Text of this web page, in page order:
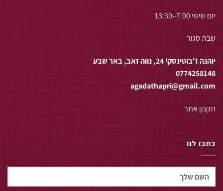
יום שישי 7:00–13:30
שבת סגור
יוהנה ז'בוטינסקי 24, נווה זאב, באר שבע
0774258148
agadathapri@gmail.com
תקנון אתר
כתבו לנו